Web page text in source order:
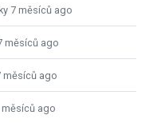
7 měsíců ago
měsíců ago
měsíců ago
měsíců ago